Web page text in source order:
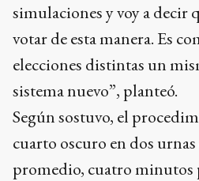
simulaciones y voy a decir
votar de esta manera. Es
elecciones distintas un
sistema nuevo”, planteó.
Según sostuvo, el
cuarto oscuro en dos
promedio, cuatro minutos